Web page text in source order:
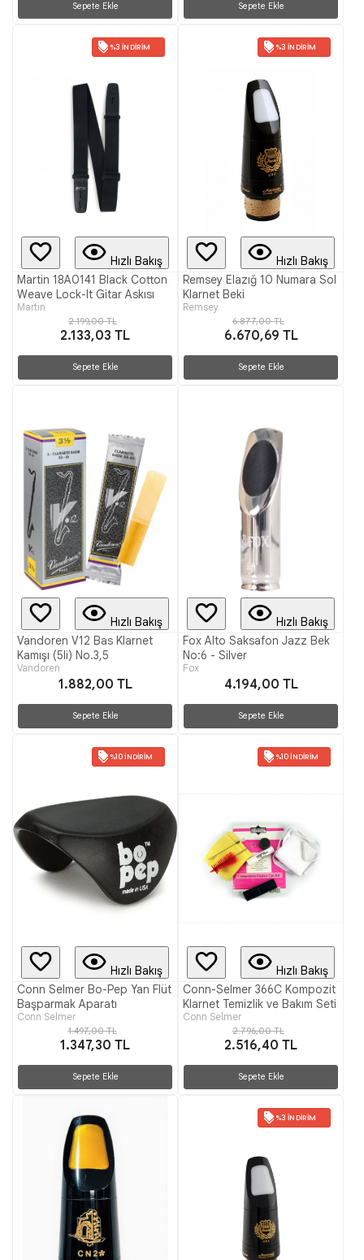
Sepete Ekle Sepete Ekle
%3 İNDIRIM
Hızlı Bakış
Martin 18A0141 Black Cotton
Weave Lock-It Gitar Askısı
Martin
2.199,00 TL
2.133,03 TL
Sepete Ekle
%3 İNDIRIM
Hızlı Bakış
Remsey Elazığ 10 Numara Sol
Klarnet Beki
Remsey
6.877,00 TL
6.670,69 TL
Sepete Ekle
Hızlı Bakış
Vandoren V12 Bas Klarnet
Kamışı (5li) No.3,5
Vandoren
1.882,00 TL
Sepete Ekle
Hızlı Bakış
Fox Alto Saksafon Jazz Bek
No:6 - Silver
Fox
4.194,00 TL
Sepete Ekle
%10 İNDIRIM
Hızlı Bakış
Conn Selmer Bo-Pep Yan Flüt
Başparmak Aparatı
Conn Selmer
1.497,00 TL
1.347,30 TL
Sepete Ekle
%10 İNDIRIM
Hızlı Bakış
Conn-Selmer 366C Kompozit
Klarnet Temizlik ve Bakım Seti
Conn Selmer
2.796,00 TL
2.516,40 TL
Sepete Ekle
%3 İNDIRIM